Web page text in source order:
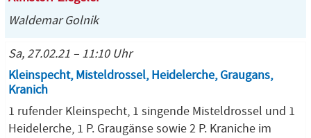
Waldemar Golnik
Sa, 27.02.21 – 11:10 Uhr
Kleinspecht, Misteldrossel, Heidelerche, Graugans,
Kranich
1 rufender Kleinspecht, 1 singende Misteldrossel und 1
Heidelerche, 1 P. Graugänse sowie 2 P. Kraniche im